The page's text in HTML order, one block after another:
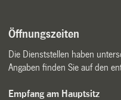
Öffnungszeiten
Die Dienststellen haben
Angaben finden Sie auf den
Empfang am Hauptsitz